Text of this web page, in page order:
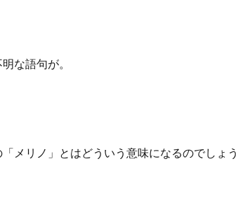
な語句が。
メリノ」とはどういう意味になるのでしょ